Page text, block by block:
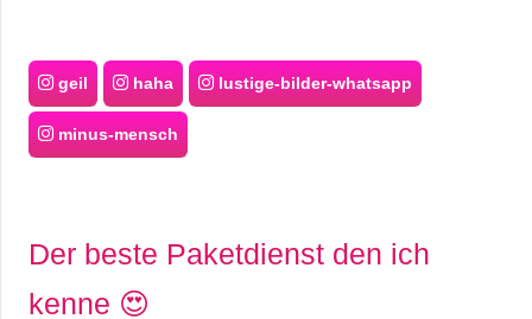
geil haha lustige-bilder-whatsapp
minus-mensch
Der beste Paketdienst den ich
kenne 😍